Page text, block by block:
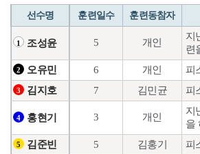
선수명 훈련일수 훈련동참자
1 조성윤 5 개인
지
련
2 오유민 6 개인 피
3 김지호 7 김민균 피
4 홍현기 3 개인
지
을
5 김준빈 5 김홍기 피